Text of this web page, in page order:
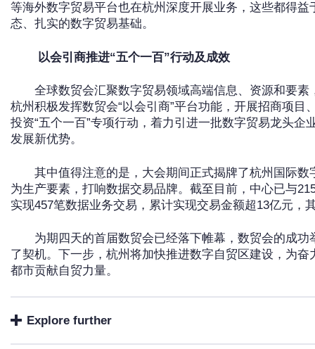
等海外数字贸易平台也在杭州深度开展业务，这些都得
态、扎实的数字贸易基础。
以会引商推进“五个一百”行动及成效
全球数贸会汇聚数字贸易领域高端信息、资源和要
杭州积极发挥数贸会“以会引商”平台功能，开展招商项
投资“五个一百”专项行动，着力引进一批数字贸易龙头
发展新优势。
其中值得注意的是，大会期间正式揭牌了杭州国际
为生产要素，打响数据交易品牌。截至目前，中心已与
实现457笔数据业务交易，累计实现交易金额超13亿元，
为期四天的首届数贸会已经落下帷幕，数贸会的成
了契机。下一步，杭州将加快推进数字自贸区建设，为
都市贡献自贸力量。
Explore further